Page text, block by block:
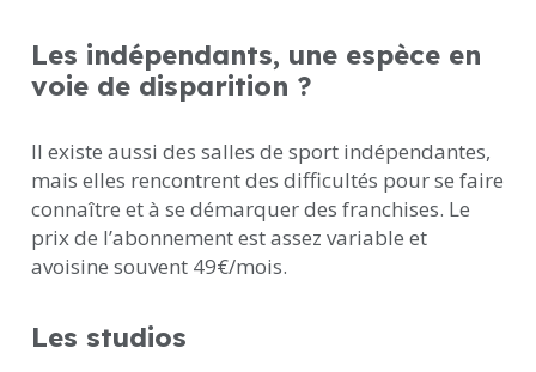
Les indépendants, une espèce en
voie de disparition ?
Il existe aussi des salles de sport indépendantes,
mais elles rencontrent des difficultés pour se faire
connaître et à se démarquer des franchises. Le
prix de l’abonnement est assez variable et
avoisine souvent 49€/mois.
Les studios